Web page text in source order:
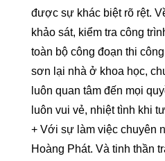
được sự khác biệt rõ rệt.
khảo sát, kiểm tra công
toàn bộ công đoạn thi
sơn lại nhà ở khoa học,
luôn quan tâm đến mọi
luôn vui vẻ, nhiệt tình khi
+ Với sự làm việc chuyên
Hoàng Phát. Và tinh thần